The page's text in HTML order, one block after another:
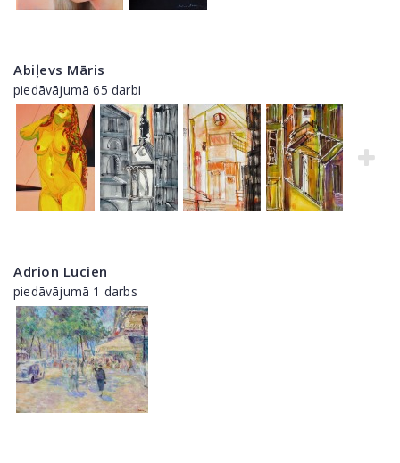
Abiļevs Māris
piedāvājumā 65 darbi
Adrion Lucien
piedāvājumā 1 darbs